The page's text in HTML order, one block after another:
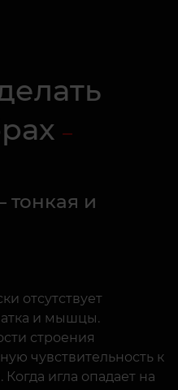
и
отсутствует
и мышцы.
строения
чувствительность к
игла опадает на